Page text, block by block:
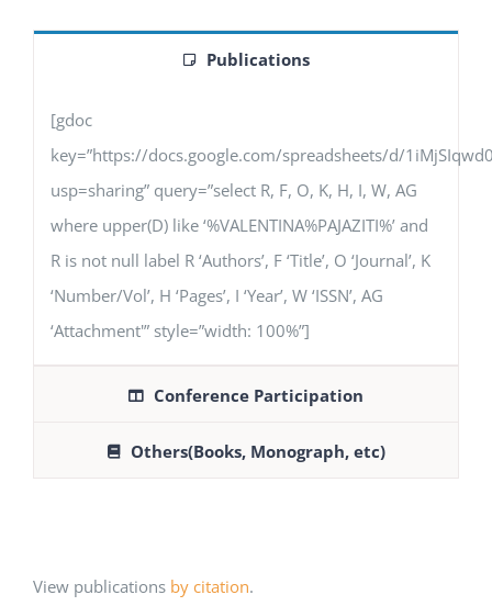
Publications
[gdoc
key=”https://docs.google.com/spreadsheets/d/
usp=sharing” query=”select R, F, O, K, H, I, W, AG
where upper(D) like ‘%VALENTINA%PAJAZITI%’ and
R is not null label R ‘Authors’, F ‘Title’, O ‘Journal’, K
‘Number/Vol’, H ‘Pages’, I ‘Year’, W ‘ISSN’, AG
‘Attachment'” style=”width: 100%”]
Conference Participation
Others(Books, Monograph, etc)
View publications by citation.